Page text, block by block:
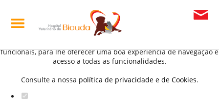
Defina as suas preferências de cookies para este
website.
funcionais, para lhe oferecer uma boa experiência de navegação e
acesso a todas as funcionalidades.
Consulte a nossa política de privacidade e de Cookies.